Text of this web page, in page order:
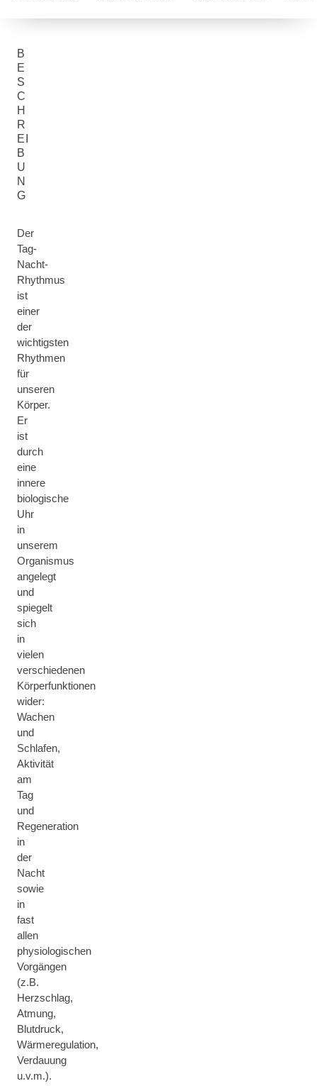
B
E
S
C
H
R
EI
B
U
N
G
Der
Tag-
Nacht-
Rhythmus
ist
einer
der
wichtigsten
Rhythmen
für
unseren
Körper.
Er
ist
durch
eine
innere
biologische
Uhr
in
unserem
Organismus
angelegt
und
spiegelt
sich
in
vielen
verschiedenen
Körperfunktionen
wider:
Wachen
und
Schlafen,
Aktivität
am
Tag
und
Regeneration
in
der
Nacht
sowie
in
fast
allen
physiologischen
Vorgängen
(z.B.
Herzschlag,
Atmung,
Blutdruck,
Wärmeregulation,
Verdauung
u.v.m.).